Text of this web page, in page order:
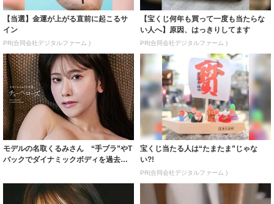
【当選】金運が上がる直前に起こるサ
イン
PR(合同会社デジタルファーム )
【宝くじ何年も買って一度も当たらな
い人へ】原因、はっきりしてます
PR(合同会社デジタルファーム )
モデルの名取くるみさん “手ブラ”やT
バックでダイナミックボディを過去最
宝くじ当たる人は“たまたま”じゃな
い?!
PR(合同会社デジタルファーム )